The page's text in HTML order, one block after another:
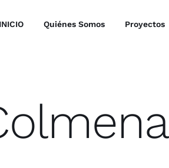
INICIO Quiénes Somos Proyectos